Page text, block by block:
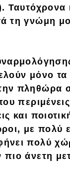
Ταυτόχρονα
τη γνώμη
μόνο
πληθώρα
και
, με πολύ
πολύ
πιο άνετη